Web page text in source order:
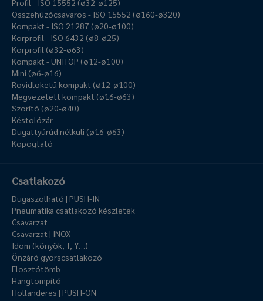
Profil - ISO 15552 (ø32-ø125)
Összehúzócsavaros - ISO 15552 (ø160-ø320)
Kompakt - ISO 21287 (ø20-ø100)
Körprofil - ISO 6432 (ø8-ø25)
Körprofil (ø32-ø63)
Kompakt - UNITOP (ø12-ø100)
Mini (ø6-ø16)
Rövidlöketű kompakt (ø12-ø100)
Megvezetett kompakt (ø16-ø63)
Szorító (ø20-ø40)
Késtolózár
Dugattyúrúd nélküli (ø16-ø63)
Kopogtató
Csatlakozó
Dugaszolható | PUSH-IN
Pneumatika csatlakozó készletek
Csavarzat
Csavarzat | INOX
Idom (könyök, T, Y…)
Önzáró gyorscsatlakozó
Elosztótömb
Hangtompító
Hollanderes | PUSH-ON